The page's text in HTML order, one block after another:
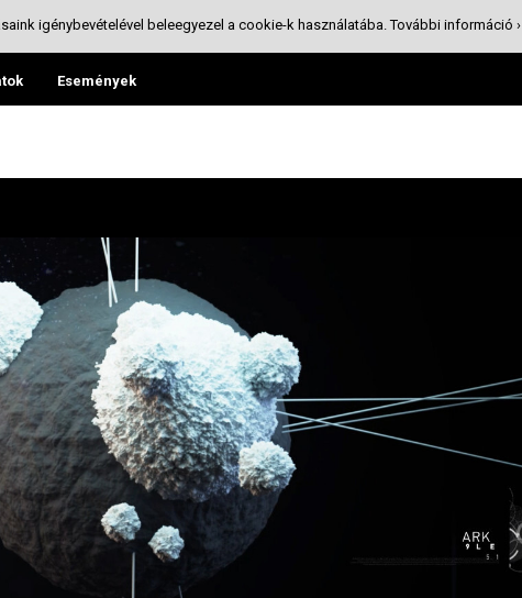
Események
igénybevételével beleegyezel a cookie-k használatába.További információ ›